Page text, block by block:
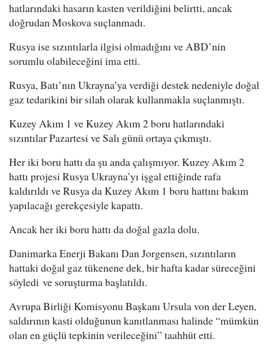
hatlarındaki hasarın kasten verildiğini belirtti, ancak
doğrudan Moskova suçlanmadı.
Rusya ise sızıntılarla ilgisi olmadığını ve ABD’nin
sorumlu olabileceğini ima etti.
Rusya, Batı’nın Ukrayna’ya verdiği destek nedeniyle doğal
gaz tedarikini bir silah olarak kullanmakla suçlanmıştı.
Kuzey Akım 1 ve Kuzey Akım 2 boru hatlarındaki
sızıntılar Pazartesi ve Salı günü ortaya çıkmıştı.
Her iki boru hattı da şu anda çalışmıyor. Kuzey Akım 2
hattı projesi Rusya Ukrayna’yı işgal ettiğinde rafa
kaldırıldı ve Rusya da Kuzey Akım 1 boru hattını bakım
yapılacağı gerekçesiyle kapattı.
Ancak her iki boru hattı da doğal gazla dolu.
Danimarka Enerji Bakanı Dan Jorgensen, sızıntıların
hattaki doğal gaz tükenene dek, bir hafta kadar süreceğini
söyledi ve soruşturma başlatıldı.
Avrupa Birliği Komisyonu Başkanı Ursula von der Leyen,
saldırının kasti olduğunun kanıtlanması halinde “mümkün
olan en güçlü tepkinin verileceğini” taahhüt etti.